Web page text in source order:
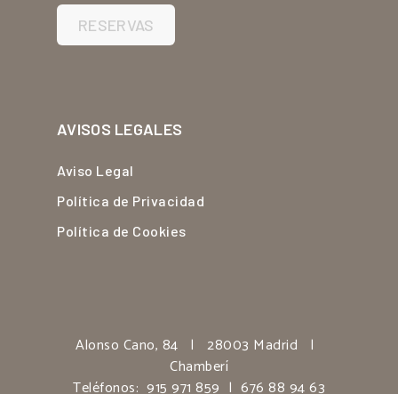
RESERVAS
AVISOS LEGALES
Aviso Legal
Política de Privacidad
Política de Cookies
Alonso Cano, 84 | 28003 Madrid |
Chamberí
Teléfonos: 915 971 859 | 676 88 94 63